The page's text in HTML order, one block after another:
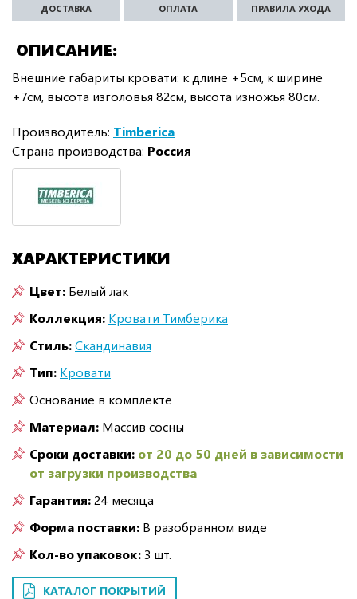
ОПИСАНИЕ
ДОСТАВКА ОПЛАТА ПРАВИЛА УХОДА
Внешние габариты кровати: к длине +5см, к ширине
+7см, высота изголовья 82см, высота изножья 80см.
Производитель: Timberica
Страна производства: Россия
ХАРАКТЕРИСТИКИ
Цвет: Белый лак
Коллекция: Кровати Тимберика
Стиль:Скандинавия
Тип: Кровати
Основание в комплекте
Материал: Массив сосны
Сроки доставки: от 20 до 50 дней в зависимости
от загрузки производства
Гарантия:24 месяца
Форма поставки: В разобранном виде
Кол-во упаковок:3 шт.
КАТАЛОГ ПОКРЫТИЙ